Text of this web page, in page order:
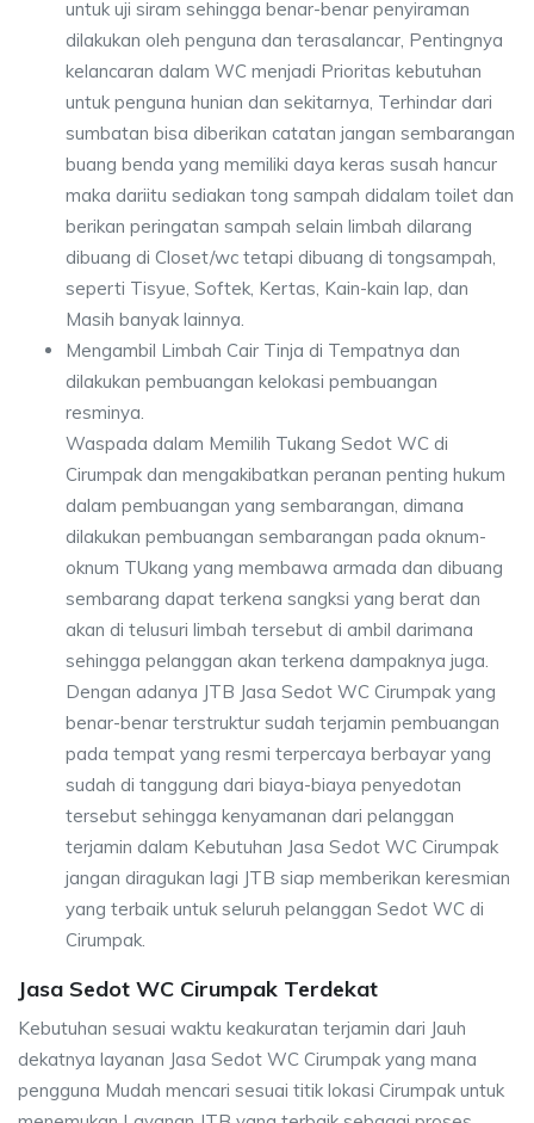
untuk uji siram sehingga benar-benar penyiraman
dilakukan oleh penguna dan terasalancar, Pentingnya
kelancaran dalam WC menjadi Prioritas kebutuhan
untuk penguna hunian dan sekitarnya, Terhindar dari
sumbatan bisa diberikan catatan jangan sembarangan
buang benda yang memiliki daya keras susah hancur
maka dariitu sediakan tong sampah didalam toilet dan
berikan peringatan sampah selain limbah dilarang
dibuang di Closet/wc tetapi dibuang di tongsampah,
seperti Tisyue, Softek, Kertas, Kain-kain lap, dan
Masih banyak lainnya.
Mengambil Limbah Cair Tinja di Tempatnya dan
dilakukan pembuangan kelokasi pembuangan
resminya.
Waspada dalam Memilih Tukang Sedot WC di
Cirumpak dan mengakibatkan peranan penting hukum
dalam pembuangan yang sembarangan, dimana
dilakukan pembuangan sembarangan pada oknum-
oknum TUkang yang membawa armada dan dibuang
sembarang dapat terkena sangksi yang berat dan
akan di telusuri limbah tersebut di ambil darimana
sehingga pelanggan akan terkena dampaknya juga.
Dengan adanya JTB Jasa Sedot WC Cirumpak yang
benar-benar terstruktur sudah terjamin pembuangan
pada tempat yang resmi terpercaya berbayar yang
sudah di tanggung dari biaya-biaya penyedotan
tersebut sehingga kenyamanan dari pelanggan
terjamin dalam Kebutuhan Jasa Sedot WC Cirumpak
jangan diragukan lagi JTB siap memberikan keresmian
yang terbaik untuk seluruh pelanggan Sedot WC di
Cirumpak.
Jasa Sedot WC Cirumpak Terdekat
Kebutuhan sesuai waktu keakuratan terjamin dari Jauh
dekatnya layanan Jasa Sedot WC Cirumpak yang mana
pengguna Mudah mencari sesuai titik lokasi Cirumpak untuk